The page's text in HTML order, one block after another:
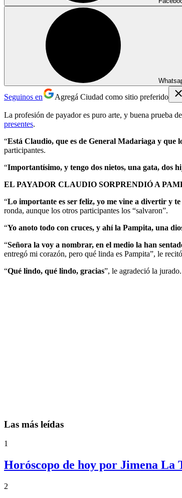
Seguinos en Agregá Ciudad como sitio preferido
La profesión de payador es puro arte, y buena prueba
presentes.
“Está Claudio, que es de General Madariaga y que
participantes.
“Importantísimo, y tengo dos nietos, una gata, dos
EL PAYADOR CLAUDIO SORPRENDIÓ A
“Lo importante es ser feliz, yo me vine a divertir y te
ronda, aunque los otros participantes los “salvaron”.
“Yo anoto todo con cruces, y ahí la Pampita, una
“Señora la voy a nombrar, en el medio la han
entregó mi corazón, pero qué linda es Pampita”, le
“Qué lindo, qué lindo, gracias”, le agradeció la
Las más leídas
1
Horóscopo de hoy por Jimena La
2